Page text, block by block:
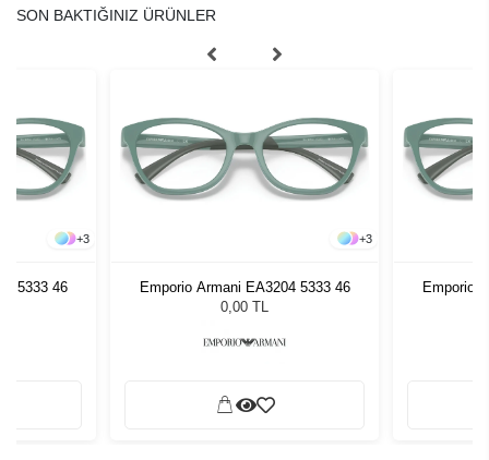
SON BAKTIĞINIZ ÜRÜNLER
+3
5333 46
+3
Emporio Armani EA3204 5333 46
0,00 TL
Emporio